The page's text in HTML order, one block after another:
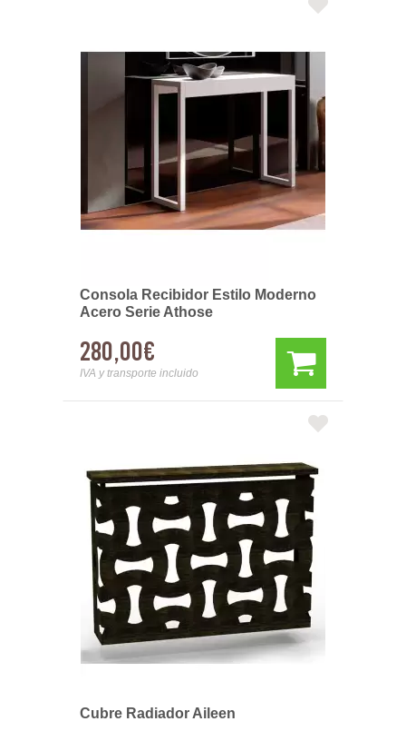
Consola Recibidor Estilo Moderno
Acero Serie Athose
280,00€
IVA y transporte incluido
Cubre Radiador Aileen